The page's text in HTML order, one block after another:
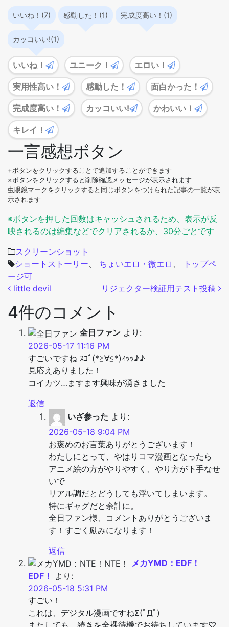
いいね！(7) 感動した！(1) 完成度高い！(1)
カッコいい!(1)
いいね！ ユニーク！ エロい！
実用性高い！ 感動した！ 面白かった！
完成度高い！ カッコいい! かわいい！
キレイ！
一言感想ボタン
+ボタンをクリックすることで追加することができます
×ボタンをクリックすると削除確認メッセージが表示されます
虫眼鏡マークをクリックすると同じボタンをつけられた記事の一覧が表
示されます
※ボタンを押した回数はキャッシュされるため、表示が反
映されるのは編集などでクリアされるか、30分ごとです
スクリーンショット
ショートストーリー、 ちょいエロ・微エロ 、
トップペ
ージ可
投稿ナビゲーション
little devil リジェクター検証用テスト投稿
4件のコメント
全日ファン より:
2026-05-17 11:16 PM
すごいですね ｽｺﾞ(*≧∀≦*)ｨｯｯ♪♪
見応えありました！
コイカツ…ますます興味が湧きました
返信
いざ参った より:
2026-05-18 9:04 PM
お褒めのお言葉ありがとうございます！
わたしにとって、やはりコマ漫画となったら
アニメ絵の方がやりやすく、やり方が下手なせ
いで
リアル調だとどうしても浮いてしまいます。
特にギャグだと余計に。
全日ファン様、コメントありがとうございま
す！すごく励みになります！
返信
メカYMD：EDF！
EDF！
より:
2026-05-18 5:31 PM
すごい！
これは、デジタル漫画ですねΣ(ﾟДﾟ)